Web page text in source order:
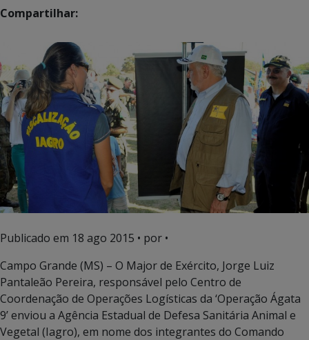
Compartilhar:
Publicado em 18 ago 2015 • por •
Campo Grande (MS) – O Major de Exército, Jorge Luiz
Pantaleão Pereira, responsável pelo Centro de
Coordenação de Operações Logísticas da ‘Operação Ágata
9’ enviou a Agência Estadual de Defesa Sanitária Animal e
Vegetal (Iagro), em nome dos integrantes do Comando